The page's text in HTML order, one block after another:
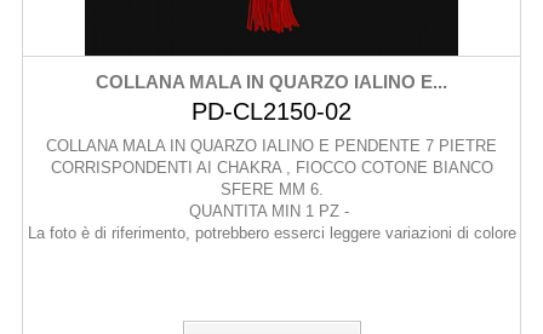
COLLANA MALA IN QUARZO IALINO E...
PD-CL2150-02
COLLANA MALA IN QUARZO IALINO E PENDENTE 7 PIETRE
CORRISPONDENTI AI CHAKRA , FIOCCO COTONE BIANCO
SFERE MM 6.
QUANTITA MIN 1 PZ -
La foto è di riferimento, potrebbero esserci leggere variazioni di colore